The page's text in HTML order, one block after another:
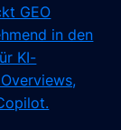
GEO
in den
KI-